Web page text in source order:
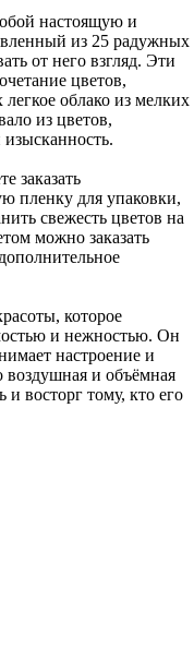
настоящую и
из 25 радужных
от него взгляд. Эти
цветов,
облако из мелких
из цветов,
заказать
пленку для упаковки,
свежесть цветов на
можно заказать
которое
и нежностью. Он
настроение и
воздушная и объёмная
восторг тому, кто его